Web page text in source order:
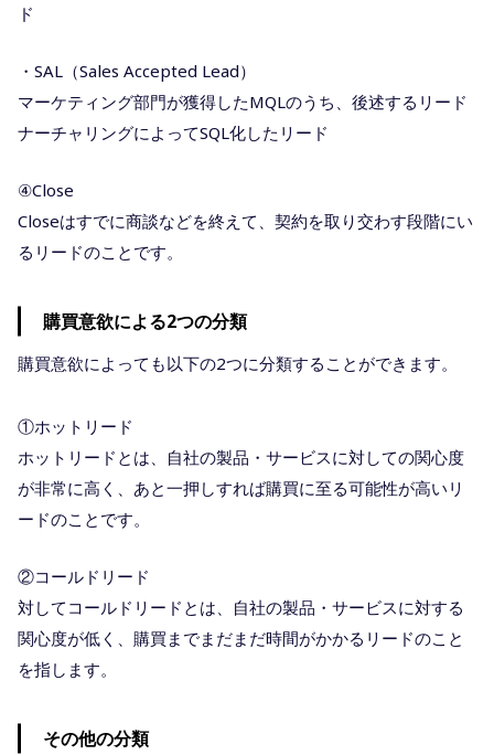
ド
・SAL（Sales Accepted Lead）
マーケティング部門が獲得したMQLのうち、後述するリード
ナーチャリングによってSQL化したリード
④Close
Closeはすでに商談などを終えて、契約を取り交わす段階にい
るリードのことです。
購買意欲による2つの分類
購買意欲によっても以下の2つに分類することができます。
①ホットリード
ホットリードとは、自社の製品・サービスに対しての関心度
が非常に高く、あと一押しすれば購買に至る可能性が高いリ
ードのことです。
②コールドリード
対してコールドリードとは、自社の製品・サービスに対する
関心度が低く、購買までまだまだ時間がかかるリードのこと
を指します。
その他の分類